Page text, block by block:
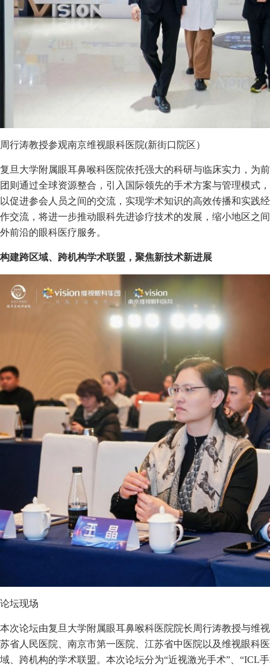
周行涛教授参观南京维视眼科医院(新街口院区）
复旦大学附属眼耳鼻喉科医院依托强大的科研与临床实力，为
团则通过全球资源整合，引入国际领先的手术方案与管理模式
以促进参会人员之间的交流，实现学术知识的高效传播和实践
作交流，将进一步推动眼科先进诊疗技术的发展，缩小地区之
外前沿的眼科医疗服务。
构建跨区域、跨机构学术联盟 ，聚焦新技术新进展
论坛现场
本次论坛由复旦大学附属眼耳鼻喉科医院院长周行涛教授与维
苏省人民医院、南京市第一医院、江苏省中医院以及维视眼科
域、跨机构的学术联盟。本次论坛分为“近视激光手术”、“ICL